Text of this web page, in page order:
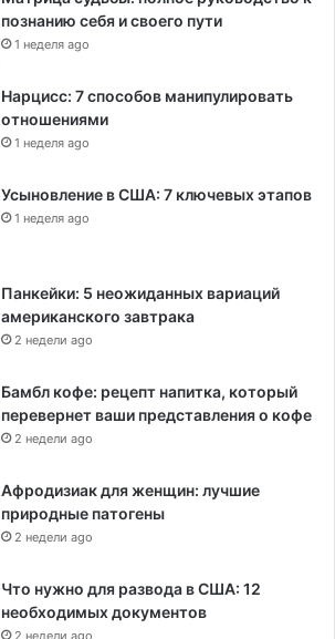
познанию себя и своего пути
1 неделя ago
Нарцисс: 7 способов манипулировать
отношениями
1 неделя ago
Усыновление в США: 7 ключевых этапов
1 неделя ago
Панкейки: 5 неожиданных вариаций
американского завтрака
2 недели ago
Бамбл кофе: рецепт напитка, который
перевернет ваши представления о кофе
2 недели ago
Афродизиак для женщин: лучшие
природные патогены
2 недели ago
Что нужно для развода в США: 12
необходимых документов
2 недели ago